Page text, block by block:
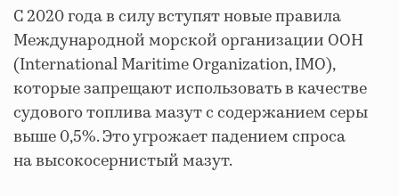
C 2020 года в силу вступят новые правила
Международной морской организации ООН
(International Maritime Organization, IMO),
которые запрещают использовать в качестве
судового топлива мазут с содержанием серы
выше 0,5%. Это угрожает падением спроса
на высокосернистый мазут.